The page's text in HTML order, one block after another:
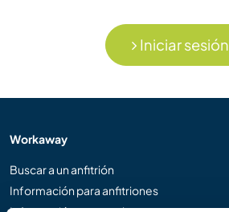
Iniciar sesión
Workaway
Buscar a un anfitrión
Información para anfitriones